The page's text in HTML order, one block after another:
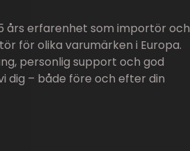
års erfarenhet som importör och
för olika varumärken i Europa.
personlig support och god
dig – både före och efter din